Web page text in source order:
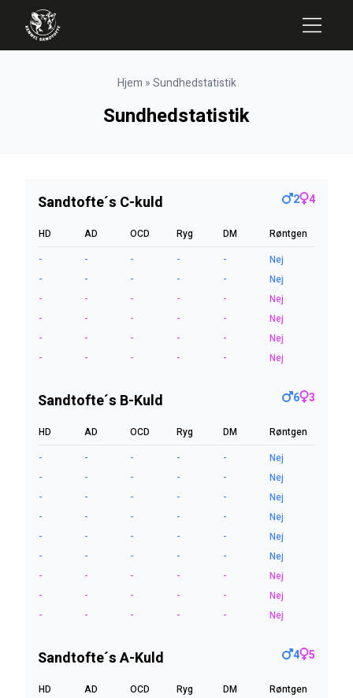
Hjem »Sundhedstatistik
Sundhedstatistik
Sandtofte´s C-kuld 2 4
HD AD OCD Ryg DM
Røntgen
-
- - - -
Nej
-
- - - -
Nej
-
- - - -
Nej
-
- - - -
Nej
-
- - - -
Nej
-
- - - - Nej
Sandtofte´s B-Kuld 6 3
HD AD OCD Ryg DM
Røntgen
-
- - - -
Nej
-
- - - -
Nej
-
- - - -
Nej
-
- - - -
Nej
-
- - - -
Nej
-
- - - -
Nej
-
- - - -
Nej
-
- - - -
Nej
-
- - - - Nej
Sandtofte´s A-Kuld 4 5
HD AD OCD Ryg DM
Røntgen